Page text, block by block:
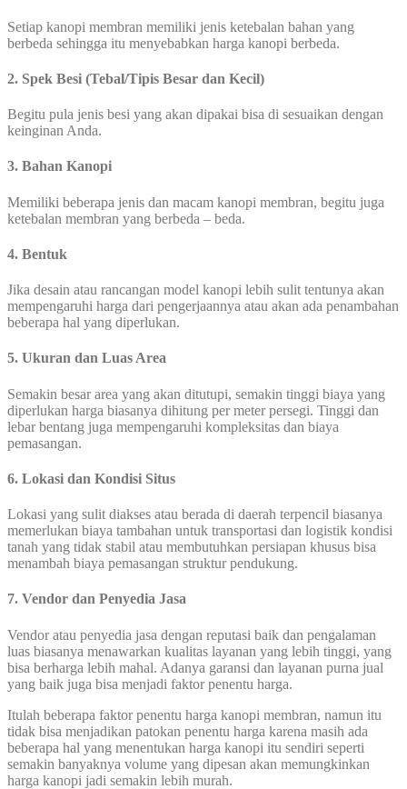
Setiap kanopi membran memiliki jenis ketebalan bahan yang
berbeda sehingga itu menyebabkan harga kanopi berbeda.
2. Spek Besi (Tebal/Tipis Besar dan Kecil)
Begitu pula jenis besi yang akan dipakai bisa di sesuaikan dengan
keinginan Anda.
3. Bahan Kanopi
Memiliki beberapa jenis dan macam kanopi membran, begitu juga
ketebalan membran yang berbeda – beda.
4. Bentuk
Jika desain atau rancangan model kanopi lebih sulit tentunya akan
mempengaruhi harga dari pengerjaannya atau akan ada penambahan
beberapa hal yang diperlukan.
5. Ukuran dan Luas Area
Semakin besar area yang akan ditutupi, semakin tinggi biaya yang
diperlukan harga biasanya dihitung per meter persegi. Tinggi dan
lebar bentang juga mempengaruhi kompleksitas dan biaya
pemasangan.
6. Lokasi dan Kondisi Situs
Lokasi yang sulit diakses atau berada di daerah terpencil biasanya
memerlukan biaya tambahan untuk transportasi dan logistik kondisi
tanah yang tidak stabil atau membutuhkan persiapan khusus bisa
menambah biaya pemasangan struktur pendukung.
7. Vendor dan Penyedia Jasa
Vendor atau penyedia jasa dengan reputasi baik dan pengalaman
luas biasanya menawarkan kualitas layanan yang lebih tinggi, yang
bisa berharga lebih mahal. Adanya garansi dan layanan purna jual
yang baik juga bisa menjadi faktor penentu harga.
Itulah beberapa faktor penentu harga kanopi membran, namun itu
tidak bisa menjadikan patokan penentu harga karena masih ada
beberapa hal yang menentukan harga kanopi itu sendiri seperti
semakin banyaknya volume yang dipesan akan memungkinkan
harga kanopi jadi semakin lebih murah.